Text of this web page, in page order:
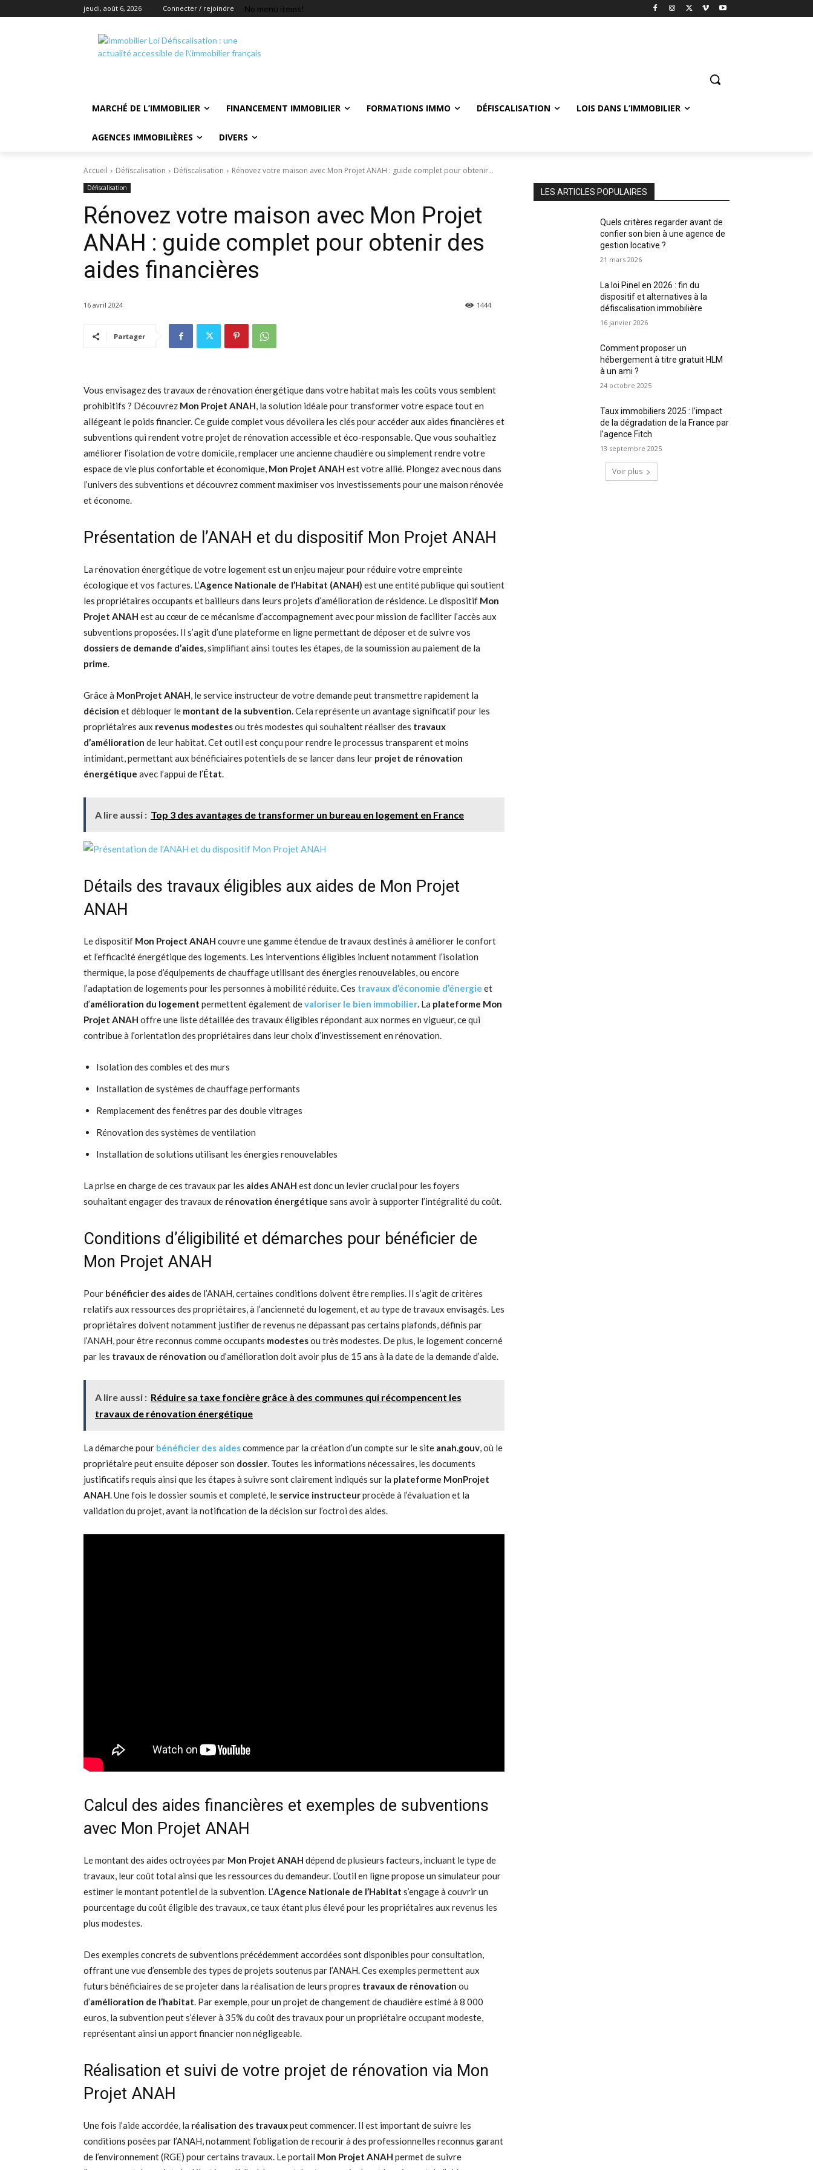
jeudi, août 6, 2026 Connecter / rejoindre No menu items!
MARCHÉ DE L’IMMOBILIER FINANCEMENT IMMOBILIER FORMATIONS IMMO DÉFISCALISATION LOIS DANS L’IMMOBILIER
AGENCES IMMOBILIÈRES DIVERS
Accueil Défiscalisation Défiscalisation Rénovez votre maison avec Mon Projet ANAH : guide complet pour obtenir...
Défiscalisation
Rénovez votre maison avec Mon Projet
ANAH : guide complet pour obtenir des
aides financières
16 avril 2024 1444
Partager
Vous envisagez des travaux de rénovation énergétique dans votre habitat mais les coûts vous semblent
prohibitifs ? Découvrez Mon Projet ANAH, la solution idéale pour transformer votre espace tout en
allégeant le poids financier. Ce guide complet vous dévoilera les clés pour accéder aux aides financières et
subventions qui rendent votre projet de rénovation accessible et éco-responsable. Que vous souhaitiez
améliorer l’isolation de votre domicile, remplacer une ancienne chaudière ou simplement rendre votre
espace de vie plus confortable et économique, Mon Projet ANAH est votre allié. Plongez avec nous dans
l’univers des subventions et découvrez comment maximiser vos investissements pour une maison rénovée
et économe.
Présentation de l’ANAH et du dispositif Mon Projet ANAH
La rénovation énergétique de votre logement est un enjeu majeur pour réduire votre empreinte
écologique et vos factures. L’Agence Nationale de l’Habitat (ANAH) est une entité publique qui soutient
les propriétaires occupants et bailleurs dans leurs projets d’amélioration de résidence. Le dispositif Mon
Projet ANAH est au cœur de ce mécanisme d’accompagnement avec pour mission de faciliter l’accès aux
subventions proposées. Il s’agit d’une plateforme en ligne permettant de déposer et de suivre vos
dossiers de demande d’aides, simplifiant ainsi toutes les étapes, de la soumission au paiement de la
prime.
Grâce à MonProjet ANAH, le service instructeur de votre demande peut transmettre rapidement la
décision et débloquer le montant de la subvention. Cela représente un avantage significatif pour les
propriétaires aux revenus modestesou très modestes qui souhaitent réaliser des travaux
d’amélioration de leur habitat. Cet outil est conçu pour rendre le processus transparent et moins
intimidant, permettant aux bénéficiaires potentiels de se lancer dans leur projet de rénovation
énergétique avec l’appui de l’État.
A lire aussi : Top 3 des avantages de transformer un bureau en logement en France
Détails des travaux éligibles aux aides de Mon Projet
ANAH
Le dispositif Mon Project ANAH couvre une gamme étendue de travaux destinés à améliorer le confort
et l’efficacité énergétique des logements. Les interventions éligibles incluent notamment l’isolation
thermique, la pose d’équipements de chauffage utilisant des énergies renouvelables, ou encore
l’adaptation de logements pour les personnes à mobilité réduite. Ces travaux d’économie d’énergie et
d’amélioration du logement permettent également devaloriser le bien immobilier. La plateforme Mon
Projet ANAH offre une liste détaillée des travaux éligibles répondant aux normes en vigueur, ce qui
contribue à l’orientation des propriétaires dans leur choix d’investissement en rénovation.
Isolation des combles et des murs
Installation de systèmes de chauffage performants
Remplacement des fenêtres par des double vitrages
Rénovation des systèmes de ventilation
Installation de solutions utilisant les énergies renouvelables
La prise en charge de ces travaux par les aides ANAH est donc un levier crucial pour les foyers
souhaitant engager des travaux de rénovation énergétique sans avoir à supporter l’intégralité du coût.
Conditions d’éligibilité et démarches pour bénéficier de
Mon Projet ANAH
Pour bénéficier des aidesde l’ANAH, certaines conditions doivent être remplies. Il s’agit de critères
relatifs aux ressources des propriétaires, à l’ancienneté du logement, et au type de travaux envisagés. Les
propriétaires doivent notamment justifier de revenus ne dépassant pas certains plafonds, définis par
l’ANAH, pour être reconnus comme occupants modestesou très modestes. De plus, le logement concerné
par les travaux de rénovation ou d’amélioration doit avoir plus de 15 ans à la date de la demande d’aide.
A lire aussi : Réduire sa taxe foncière​ grâce à des communes qui récompencent les
travaux de rénovation énergétique
La démarche pour bénéficier des aidescommence par la création d’un compte sur le site anah.gouv, où le
propriétaire peut ensuite déposer son dossier. Toutes les informations nécessaires, les documents
justificatifs requis ainsi que les étapes à suivre sont clairement indiqués sur la plateforme MonProjet
ANAH. Une fois le dossier soumis et completé, le service instructeurprocède à l’évaluation et la
validation du projet, avant la notification de la décision sur l’octroi des aides.
Calcul des aides financières et exemples de subventions
avec Mon Projet ANAH
Le montant des aides octroyées par Mon Projet ANAH dépend de plusieurs facteurs, incluant le type de
travaux, leur coût total ainsi que les ressources du demandeur. L’outil en ligne propose un simulateur pour
estimer le montant potentiel de la subvention. L’Agence Nationale de l’Habitat s’engage à couvrir un
pourcentage du coût éligible des travaux, ce taux étant plus élevé pour les propriétaires aux revenus les
plus modestes.
Des exemples concrets de subventions précédemment accordées sont disponibles pour consultation,
offrant une vue d’ensemble des types de projets soutenus par l’ANAH. Ces exemples permettent aux
futurs bénéficiaires de se projeter dans la réalisation de leurs propres travaux de rénovation ou
d’amélioration de l’habitat . Par exemple, pour un projet de changement de chaudière estimé à 8 000
euros, la subvention peut s’élever à 35% du coût des travaux pour un propriétaire occupant modeste,
représentant ainsi un apport financier non négligeable.
Réalisation et suivi de votre projet de rénovation via Mon
Projet ANAH
Une fois l’aide accordée, la réalisation des travauxpeut commencer. Il est important de suivre les
conditions posées par l’ANAH, notamment l’obligation de recourir à des professionnelles reconnus garant
de l’environnement (RGE) pour certains travaux. Le portail Mon Projet ANAH permet de suivre
LES ARTICLES POPULAIRES
Quels critères regarder avant de
confier son bien à une agence de
gestion locative ?
21 mars 2026
La loi Pinel en 2026 : fin du
dispositif et alternatives à la
défiscalisation immobilière
16 janvier 2026
Comment proposer un
hébergement à titre gratuit HLM
à un ami ?
24 octobre 2025
Taux immobiliers 2025 : l’impact
de la dégradation de la France par
l’agence Fitch
13 septembre 2025
Voir plus